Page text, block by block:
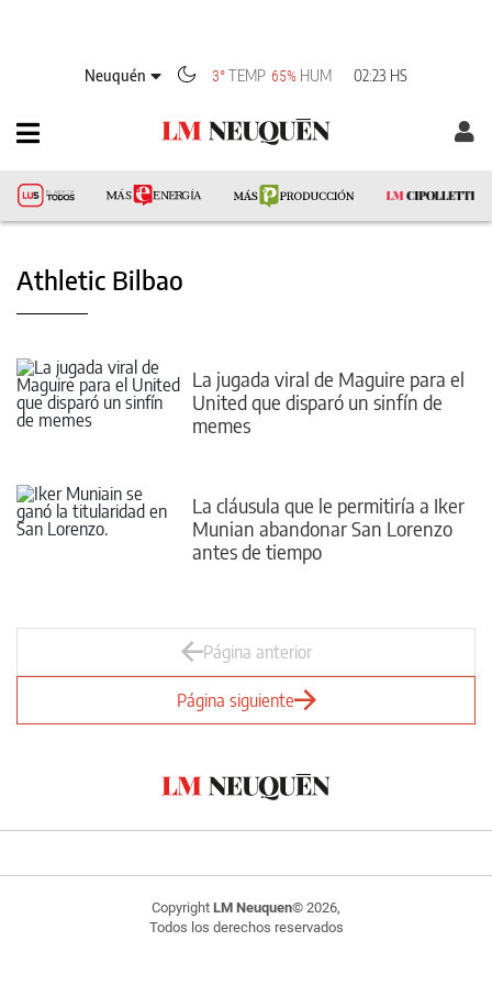
Neuquén 3° TEMP 65% HUM 02:23 HS
Athletic Bilbao
La jugada viral de Maguire para el
United que disparó un sinfín de
memes
La cláusula que le permitiría a Iker
Munian abandonar San Lorenzo
antes de tiempo
Página anterior
Página siguiente
Copyright LM Neuquen© 2026,
Todos los derechos reservados